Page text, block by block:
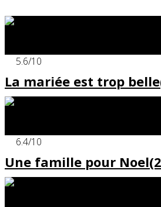
5.6/10
La mariée est trop
6.4/10
Une famille pour